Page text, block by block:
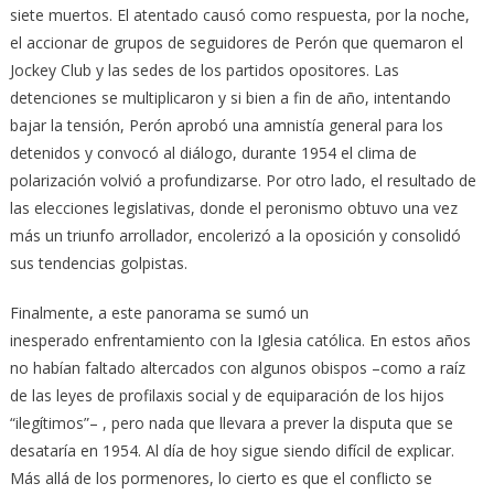
siete muertos. El atentado causó como respuesta, por la noche,
el accionar de grupos de seguidores de Perón que quemaron el
Jockey Club y las sedes de los partidos opositores. Las
detenciones se multiplicaron y si bien a fin de año, intentando
bajar la tensión, Perón aprobó una amnistía general para los
detenidos y convocó al diálogo, durante 1954 el clima de
polarización volvió a profundizarse. Por otro lado, el resultado de
las elecciones legislativas, donde el peronismo obtuvo una vez
más un triunfo arrollador, encolerizó a la oposición y consolidó
sus tendencias golpistas.
Finalmente, a este panorama se sumó un
inesperado enfrentamiento con la Iglesia católica. En estos años
no habían faltado altercados con algunos obispos –como a raíz
de las leyes de profilaxis social y de equiparación de los hijos
“ilegítimos”– , pero nada que llevara a prever la disputa que se
desataría en 1954. Al día de hoy sigue siendo difícil de explicar.
Más allá de los pormenores, lo cierto es que el conflicto se